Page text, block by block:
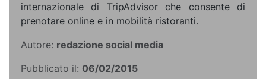
internazionale di TripAdvisor che consente di
prenotare online e in mobilità ristoranti.
Autore: redazione social media
Pubblicato il: 06/02/2015